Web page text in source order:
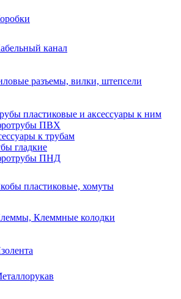
канал
разъемы, вилки, штепсели
пластиковые и аксессуары к ним
ПВХ
к трубам
гладкие
ПНД
пластиковые, хомуты
Клеммные колодки